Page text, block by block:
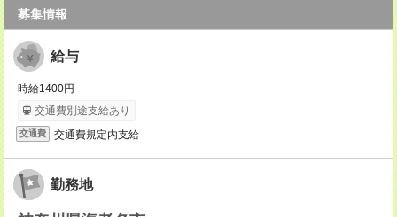
募集情報
給与
時給1400円
交通費別途支給あり
交通費 交通費規定内支給
勤務地